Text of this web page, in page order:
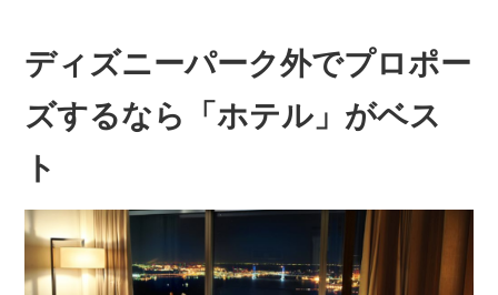
ディズニーパーク外でプロポー
ズするなら「ホテル」がベス
ト